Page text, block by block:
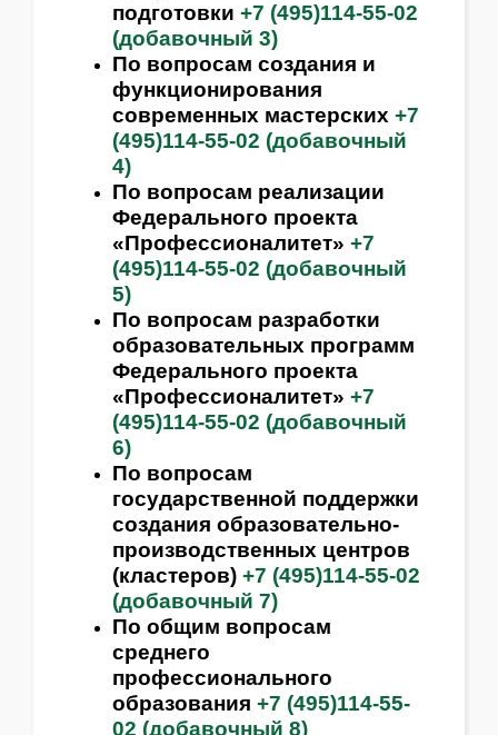
подготовки +7 (495)114-55-02
(добавочный 3)
По вопросам создания и
функционирования
современных мастерских +7
(495)114-55-02 (добавочный
4)
По вопросам реализации
Федерального проекта
«Профессионалитет» +7
(495)114-55-02 (добавочный
5)
По вопросам разработки
образовательных программ
Федерального проекта
«Профессионалитет» +7
(495)114-55-02 (добавочный
6)
По вопросам
государственной поддержки
создания образовательно-
производственных центров
(кластеров) +7 (495)114-55-02
(добавочный 7)
По общим вопросам
среднего
профессионального
образования +7 (495)114-55-
02 (добавочный 8)